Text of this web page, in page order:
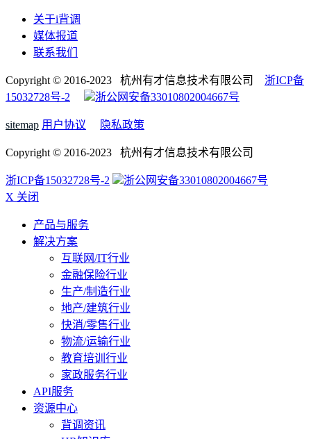
关于i背调
媒体报道
联系我们
Copyright © 2016-2023 杭州有才信息技术有限公司 浙ICP备
15032728号-2
浙公网安备33010802004667号
sitemap 用户协议 隐私政策
Copyright © 2016-2023 杭州有才信息技术有限公司
浙ICP备15032728号-2
浙公网安备33010802004667号
X 关闭
产品与服务
解决方案
互联网/IT行业
金融保险行业
生产/制造行业
地产/建筑行业
快消/零售行业
物流/运输行业
教育培训行业
家政服务行业
API服务
资源中心
背调资讯